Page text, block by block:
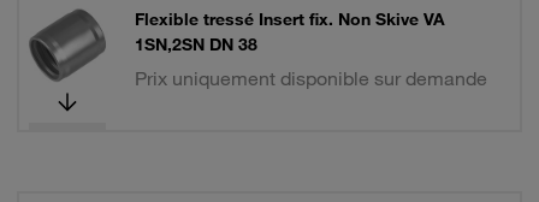
Flexible tressé Insert fix. Non Skive VA
1SN,2SN DN 38
Prix uniquement disponible sur demande